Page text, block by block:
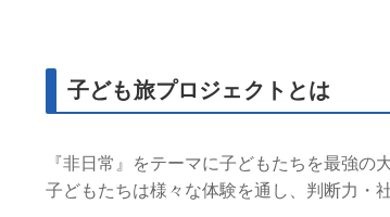
子ども旅プロジェクトとは
『非日常』をテーマに子どもたちを最強
子どもたちは様々な体験を通し、判断力・